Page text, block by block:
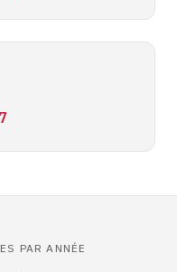
PAR ANNÉE